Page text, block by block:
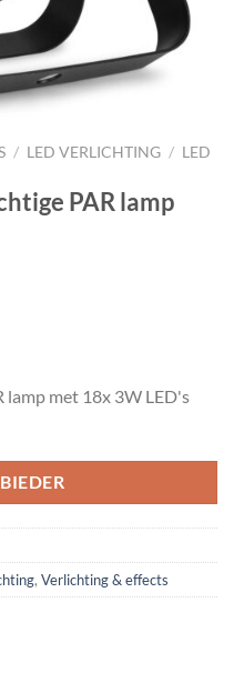
/ LED VERLICHTING / LED
PAR lamp
lamp met 18x 3W LED's
, Verlichting & effects